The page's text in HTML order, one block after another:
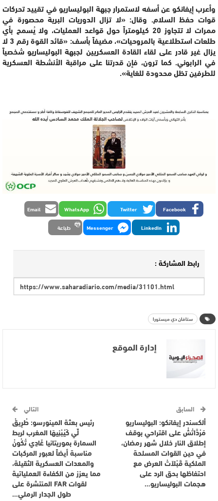
وأعرب إيفانكو عن أسفه لاستمرار جبهة البوليساريو في تقييد تحركات
قوات حفظ السلام. وقال: «لا تزال الدوريات البرية محصورة في
ممرات لا تتجاوز 20 كيلومتراً حول قواعد العمليات، ولا يُسمح بأي
طلعات استطلاعية بالمروحيات»، مضيفاً بأسف: «قائد القوة رقم 3 لا
يزال غير قادر على لقاء القادة العسكريين لجبهة البوليساريو شخصياً
في الرابوني. كما ترون، فإن قدرتنا على مراقبة الأنشطة العسكرية
للطرفين تظل محدودة للغاية».
Facebook
Twitter
WhatsApp
Email
LinkedIn
Messenger طباعة
رابط المشاركة :
ستافان دي ميستورا
إدارة الموقع
السابق
ألكسندر إيفانكو: البوليساريو
مَرْدَّاتْشْ على اقتراحي بوقف
إطلاق النار خلال شهر رمضان،
في حين القوات المسلحة
الملكية قَبْلاَتْ العرض مع
احتفاظها بحق الرد على
هجمات البوليساريو…
التالي
رئيس بعثة المينورسو: طْرِيقْ
لِّي كَيْبْنِيهَا المغرب لربط
السمارة بموريتانيا غَادِي تْكُونْ
مناسبة أيضاً لعبور المركبات
والمعدات العسكرية الثقيلة،
مما يعزز من الكفاءة العملياتية
لقوات FAR المنتشرة على
طول الجدار الرملي…